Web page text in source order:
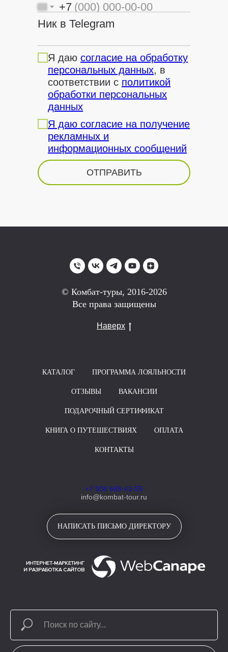
+7
Ник в Telegram
Я даю согласие на обработку
персональных данных, в
соответствии с политикой
обработки персональных
данных
Я даю согласие на получение
рекламных и
информационных сообщений
ОТПРАВИТЬ
© Комбат-туры, 2016-2026
Все права защищены
Наверх
КАТАЛОГ ПРОГРАММА ЛОЯЛЬНОСТИ
ОТЗЫВЫ ВАКАНСИИ
ПОДАРОЧНЫЙ СЕРТИФИКАТ
КНИГА О ПУТЕШЕСТВИЯХ ОПЛАТА
КОНТАКТЫ
+7 906 668-45-55
info@kombat-tour.ru
НАПИСАТЬ ПИСЬМО ДИРЕКТОРУ